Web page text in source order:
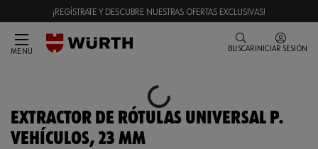
¡REGÍSTRATE Y DESCUBRE NUESTRAS OFERTAS EXCLUSIVAS!
MENÚ BUSCAR INICIAR SESIÓN
Loading...
EXTRACTOR DE RÓTULAS UNIVERSAL P.
VEHÍCULOS, 23 MM